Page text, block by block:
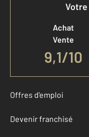
Achat
Vente
9,1/10
Offres d'emploi
Devenir franchisé